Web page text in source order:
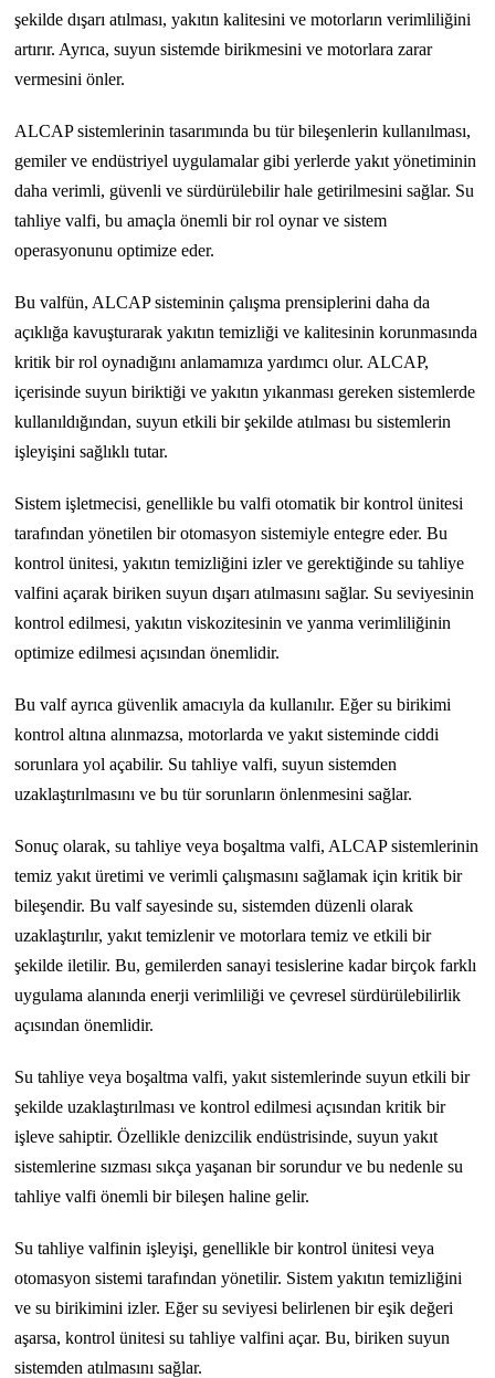
şekilde dışarı atılması, yakıtın kalitesini ve motorların verimliliğini
artırır. Ayrıca, suyun sistemde birikmesini ve motorlara zarar
vermesini önler.
ALCAP sistemlerinin tasarımında bu tür bileşenlerin kullanılması,
gemiler ve endüstriyel uygulamalar gibi yerlerde yakıt yönetiminin
daha verimli, güvenli ve sürdürülebilir hale getirilmesini sağlar. Su
tahliye valfi, bu amaçla önemli bir rol oynar ve sistem
operasyonunu optimize eder.
Bu valfün, ALCAP sisteminin çalışma prensiplerini daha da
açıklığa kavuşturarak yakıtın temizliği ve kalitesinin korunmasında
kritik bir rol oynadığını anlamamıza yardımcı olur. ALCAP,
içerisinde suyun biriktiği ve yakıtın yıkanması gereken sistemlerde
kullanıldığından, suyun etkili bir şekilde atılması bu sistemlerin
işleyişini sağlıklı tutar.
Sistem işletmecisi, genellikle bu valfi otomatik bir kontrol ünitesi
tarafından yönetilen bir otomasyon sistemiyle entegre eder. Bu
kontrol ünitesi, yakıtın temizliğini izler ve gerektiğinde su tahliye
valfini açarak biriken suyun dışarı atılmasını sağlar. Su seviyesinin
kontrol edilmesi, yakıtın viskozitesinin ve yanma verimliliğinin
optimize edilmesi açısından önemlidir.
Bu valf ayrıca güvenlik amacıyla da kullanılır. Eğer su birikimi
kontrol altına alınmazsa, motorlarda ve yakıt sisteminde ciddi
sorunlara yol açabilir. Su tahliye valfi, suyun sistemden
uzaklaştırılmasını ve bu tür sorunların önlenmesini sağlar.
Sonuç olarak, su tahliye veya boşaltma valfi, ALCAP sistemlerinin
temiz yakıt üretimi ve verimli çalışmasını sağlamak için kritik bir
bileşendir. Bu valf sayesinde su, sistemden düzenli olarak
uzaklaştırılır, yakıt temizlenir ve motorlara temiz ve etkili bir
şekilde iletilir. Bu, gemilerden sanayi tesislerine kadar birçok farklı
uygulama alanında enerji verimliliği ve çevresel sürdürülebilirlik
açısından önemlidir.
Su tahliye veya boşaltma valfi, yakıt sistemlerinde suyun etkili bir
şekilde uzaklaştırılması ve kontrol edilmesi açısından kritik bir
işleve sahiptir. Özellikle denizcilik endüstrisinde, suyun yakıt
sistemlerine sızması sıkça yaşanan bir sorundur ve bu nedenle su
tahliye valfi önemli bir bileşen haline gelir.
Su tahliye valfinin işleyişi, genellikle bir kontrol ünitesi veya
otomasyon sistemi tarafından yönetilir. Sistem yakıtın temizliğini
ve su birikimini izler. Eğer su seviyesi belirlenen bir eşik değeri
aşarsa, kontrol ünitesi su tahliye valfini açar. Bu, biriken suyun
sistemden atılmasını sağlar.